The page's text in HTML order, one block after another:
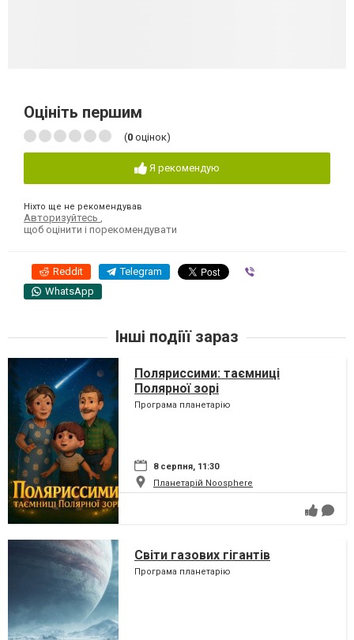
Оцініть першим
(0 оцінок)
Я рекомендую
Ніхто ще не рекомендував
Авторизуйтесь ,
щоб оцінити і порекомендувати
Reddit Telegram
WhatsApp
Інші подіїї зараз
Поляриссими: таємниці
Полярної зорі
Програма планетарію
8 серпня, 11:30
Планетарій Noosphere
Світи газових гігантів
Програма планетарію